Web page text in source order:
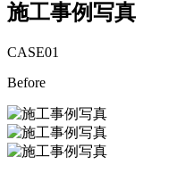
施工事例写真
CASE01
Before